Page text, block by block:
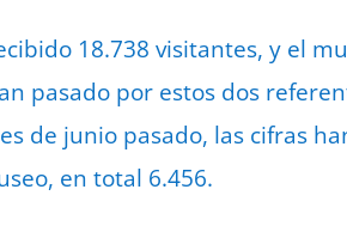
18.738 visitantes, y el
pasado por estos dos
de junio pasado, las cifras
en total 6.456.